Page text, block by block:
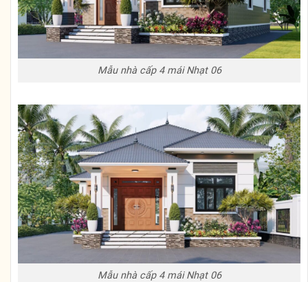
Mẫu nhà cấp 4 mái Nhạt 06
Mẫu nhà cấp 4 mái Nhạt 06